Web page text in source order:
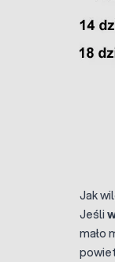
Jak
Jeśli
mało